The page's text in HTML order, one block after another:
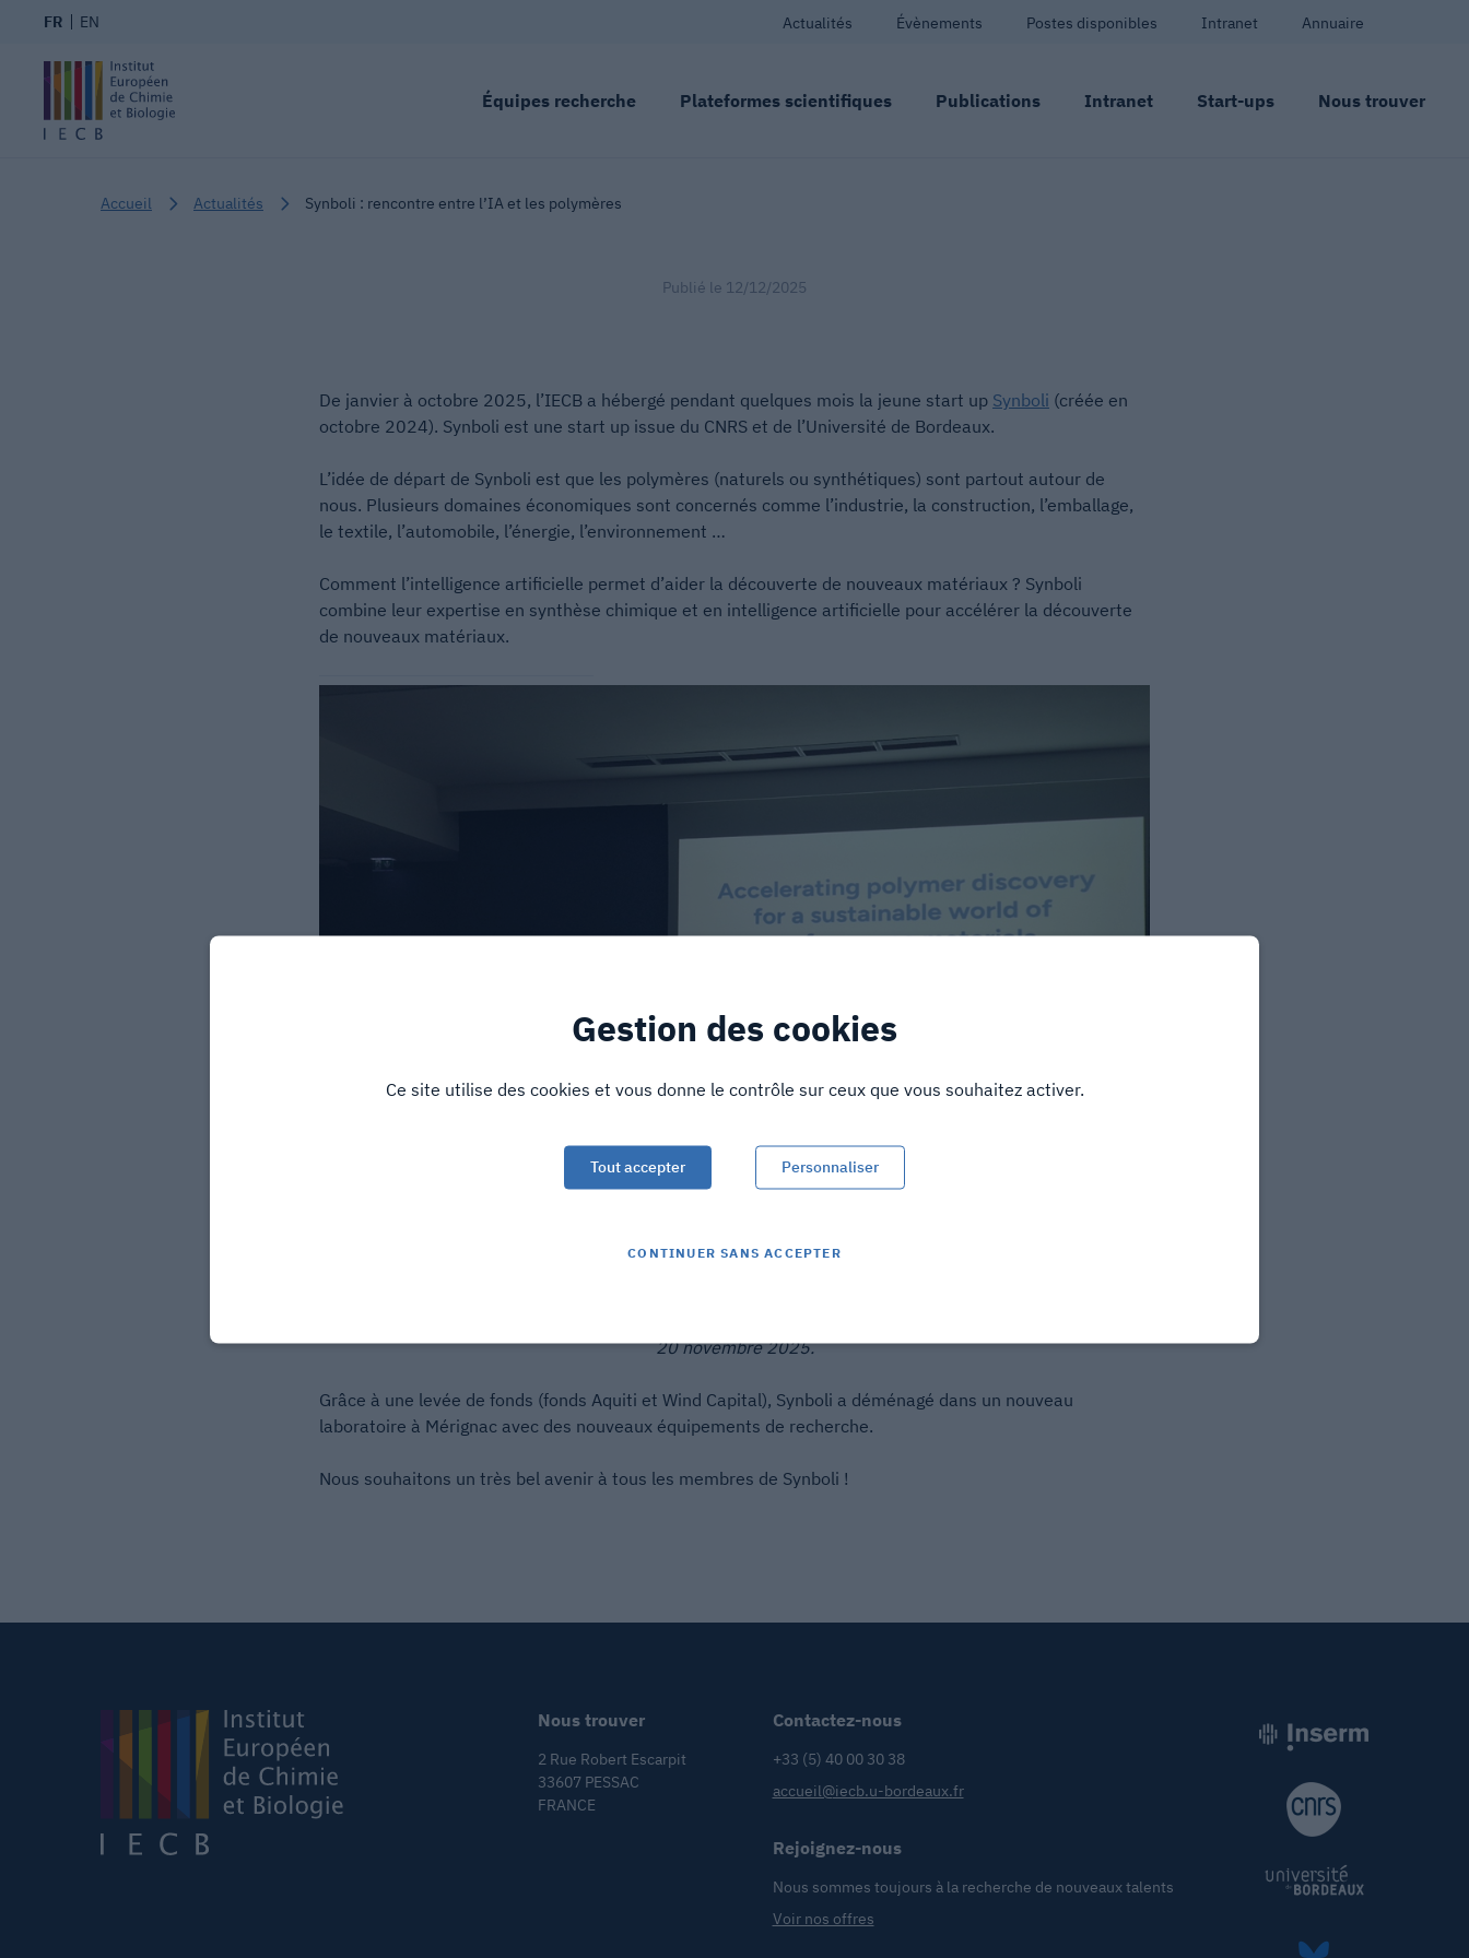
Gestion des cookies
Ce site utilise des cookies et vous donne le contrôle sur ceux que vous souhaitez activer.
Tout accepter Personnaliser
CONTINUER SANS ACCEPTER
FR EN
Équipes recherche Plateformes scientifiques Publications Intranet Start-ups Nous trouver
Actualités Évènements Postes disponibles Intranet Annuaire
Accueil Actualités Synboli : rencontre entre l’IA et les polymères
Publié le 12/12/2025
De janvier à octobre 2025, l’IECB a hébergé pendant quelques mois la jeune start up Synboli (créée en
octobre 2024). Synboli est une start up issue du CNRS et de l’Université de Bordeaux.
L’idée de départ de Synboli est que les polymères (naturels ou synthétiques) sont partout autour de
nous. Plusieurs domaines économiques sont concernés comme l’industrie, la construction, l’emballage,
le textile, l’automobile, l’énergie, l’environnement …
Comment l’intelligence artificielle permet d’aider la découverte de nouveaux matériaux ? Synboli
combine leur expertise en synthèse chimique et en intelligence artificielle pour accélérer la découverte
de nouveaux matériaux.
20 novembre 2025.
Grâce à une levée de fonds (fonds Aquiti et Wind Capital), Synboli a déménagé dans un nouveau
laboratoire à Mérignac avec des nouveaux équipements de recherche.
Nous souhaitons un très bel avenir à tous les membres de Synboli !
Nous trouver
2 Rue Robert Escarpit
33607 PESSAC
FRANCE
Contactez-nous
+33 (5) 40 00 30 38
accueil@iecb.u-bordeaux.fr
Rejoignez-nous
Nous sommes toujours à la recherche de nouveaux talents
Voir nos offres